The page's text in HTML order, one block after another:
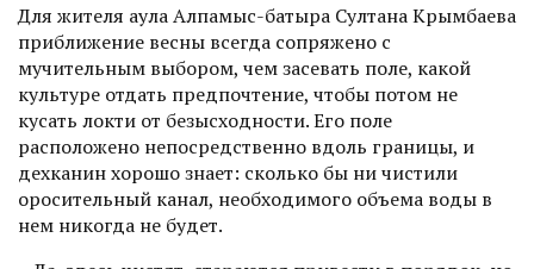
Для жителя аула Алпамыс-батыра Султана Крымбаева
приближение весны всегда сопряжено с
мучительным выбором, чем засевать поле, какой
культуре отдать предпочтение, чтобы потом не
кусать локти от безысходности. Его поле
расположено непосредственно вдоль границы, и
дехканин хорошо знает: сколько бы ни чистили
оросительный канал, необходимого объема воды в
нем никогда не будет.